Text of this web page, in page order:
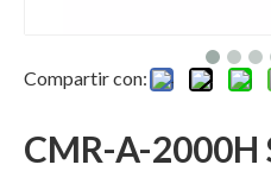
Compartir con:
CMR-A-2000H